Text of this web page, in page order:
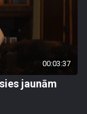
00:03:37
jaunām